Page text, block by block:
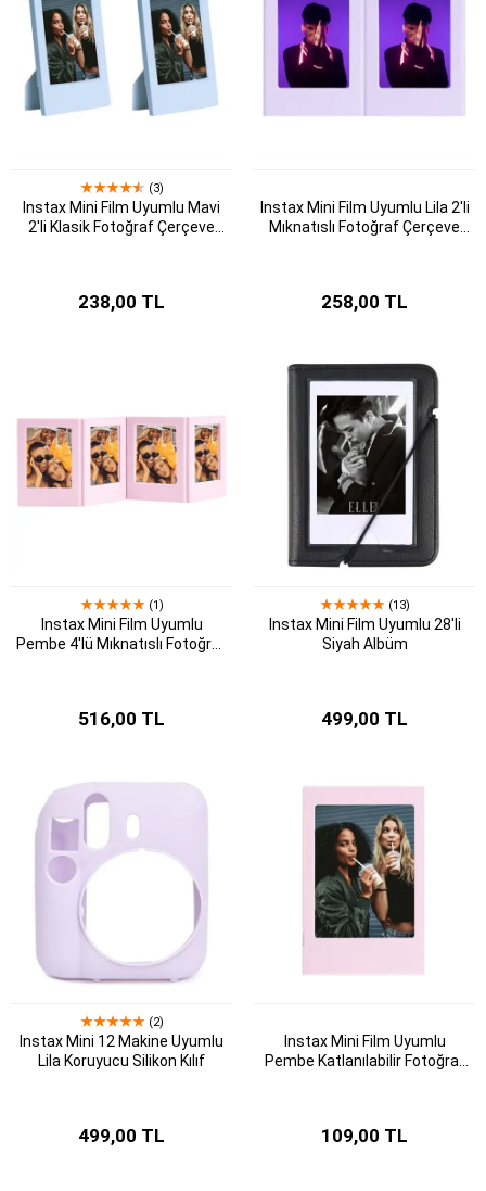
(3)
Instax Mini Film Uyumlu Mavi
2'li Klasik Fotoğraf Çerçeve
238,00 TL
Instax Mini Film Uyumlu Lila 2'li
Mıknatıslı Fotoğraf Çerçeve
258,00 TL
(1)
Instax Mini Film Uyumlu
Pembe 4'lü Mıknatıslı Fotoğraf
516,00 TL
(13)
Instax Mini Film Uyumlu 28'li
Siyah Albüm
499,00 TL
(2)
Instax Mini 12 Makine Uyumlu
Lila Koruyucu Silikon Kılıf
499,00 TL
Instax Mini Film Uyumlu
Pembe Katlanılabilir Fotoğraf
109,00 TL